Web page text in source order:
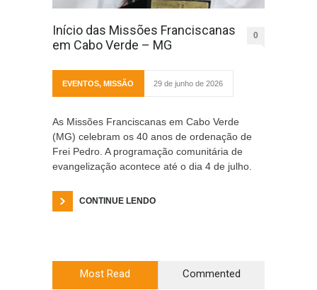
Início das Missões Franciscanas
em Cabo Verde – MG
0
EVENTOS, MISSÃO 29 de junho de 2026
As Missões Franciscanas em Cabo Verde
(MG) celebram os 40 anos de ordenação de
Frei Pedro. A programação comunitária de
evangelização acontece até o dia 4 de julho.
CONTINUE LENDO
Most Read Commented